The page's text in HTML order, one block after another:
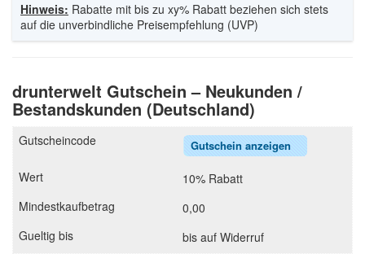
Hinweis: Rabatte mit bis zu xy% Rabatt beziehen sich stets
auf die unverbindliche Preisempfehlung (UVP)
drunterwelt Gutschein – Neukunden /
Bestandskunden (Deutschland)
Gutschein anzeigen
10% Rabatt
0,00
bis auf Widerruf